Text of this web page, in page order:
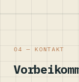
04 — KONTAKT